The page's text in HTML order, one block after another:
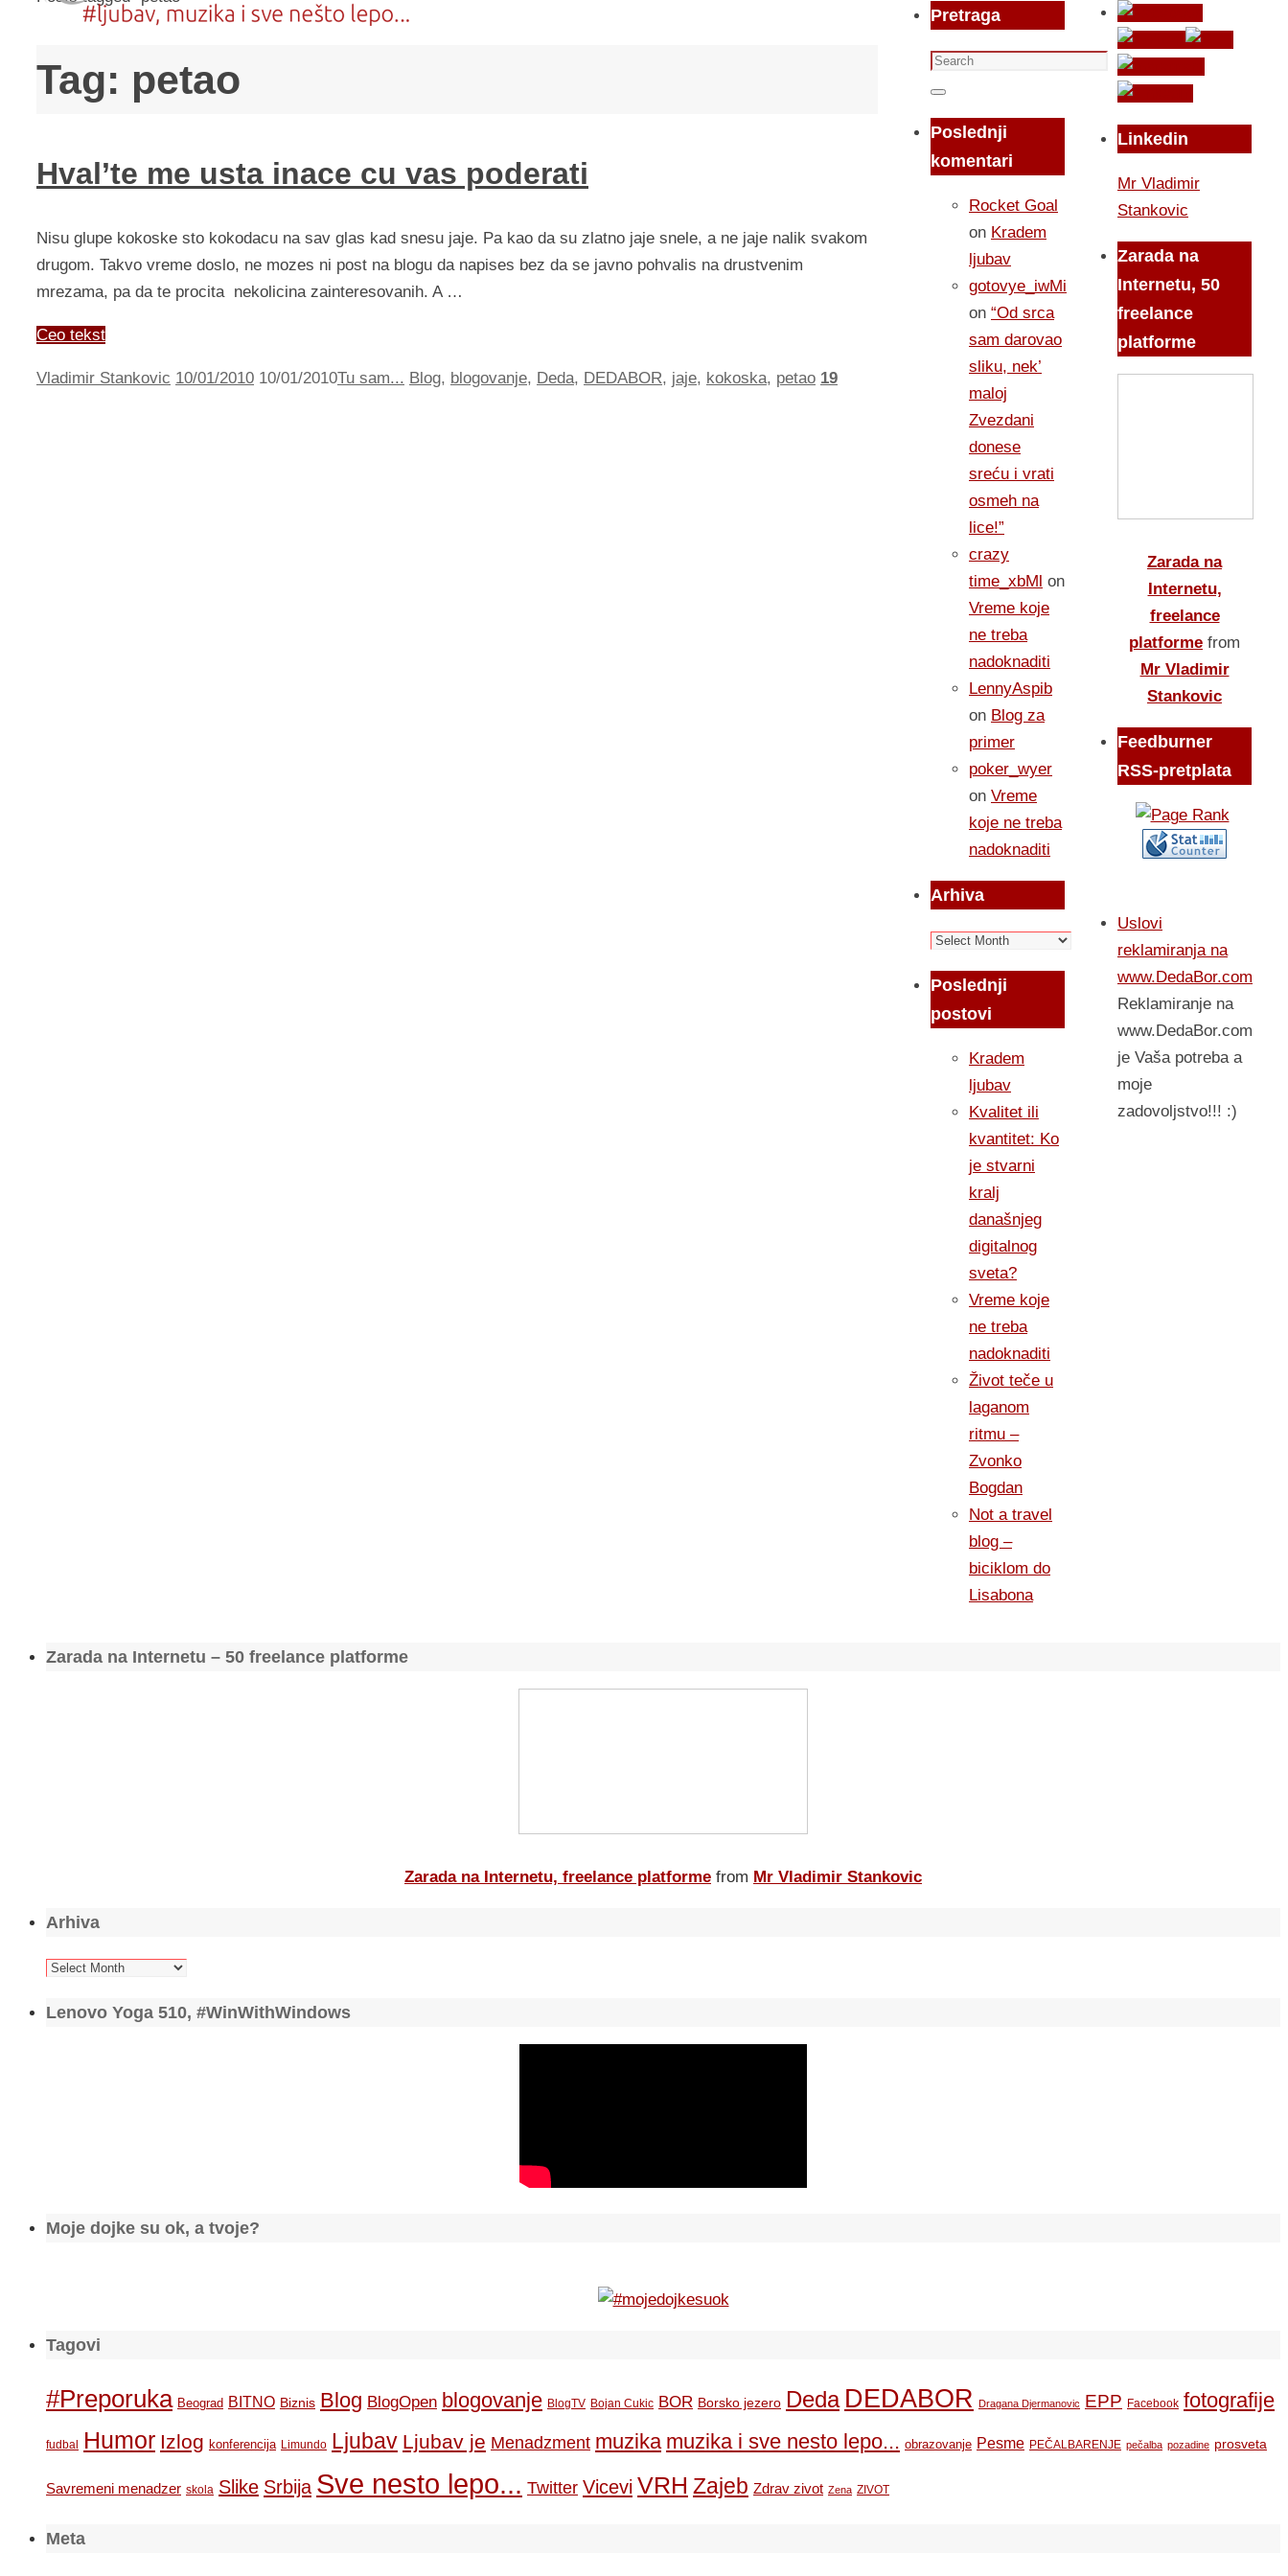
Tag: petao
Hval’te me usta inace cu vas poderati
Nisu glupe kokoske sto kokodacu na sav glas kad snesu jaje. Pa kao da su zlatno jaje snele, a ne jaje nalik svakom
drugom. Takvo vreme doslo, ne mozes ni post na blogu da napises bez da se javno pohvalis na drustvenim
mrezama, pa da te procita nekolicina zainteresovanih. A …
Ceo tekst
Vladimir Stankovic 10/01/2010 10/01/2010Tu sam... Blog, blogovanje, Deda, DEDABOR, jaje, kokoska, petao 19
Pretraga
Search
for:
Search
Poslednji
komentari
Rocket Goal
on Kradem
ljubav
gotovye_iwMi
on “Od srca
sam darovao
sliku, nek’
maloj
Zvezdani
donese
sreću i vrati
osmeh na
lice!”
crazy
time_xbMl on
Vreme koje
ne treba
nadoknaditi
LennyAspib
on Blog za
primer
poker_wyer
on Vreme
koje ne treba
nadoknaditi
Arhiva
Arhiva
Poslednji
postovi
Kradem
ljubav
Kvalitet ili
kvantitet: Ko
je stvarni
kralj
današnjeg
digitalnog
sveta?
Vreme koje
ne treba
nadoknaditi
Život teče u
laganom
ritmu –
Zvonko
Bogdan
Not a travel
blog –
biciklom do
Lisabona
Linkedin
Mr Vladimir
Stankovic
Zarada na
Internetu, 50
freelance
platforme
Zarada na
Internetu,
freelance
platforme from
Mr Vladimir
Stankovic
Feedburner
RSS-pretplata
Uslovi
reklamiranja na
www.DedaBor.com
Reklamiranje na
www.DedaBor.com
je Vaša potreba a
moje
zadovoljstvo!!! :)
Zarada na Internetu – 50 freelance platforme
Zarada na Internetu, freelance platforme from Mr Vladimir Stankovic
Arhiva
Arhiva
Lenovo Yoga 510, #WinWithWindows
Moje dojke su ok, a tvoje?
Tagovi
#Preporuka Beograd BITNO Biznis Blog BlogOpen blogovanje BlogTV Bojan Cukic BOR Borsko jezero Deda DEDABOR Dragana Djermanovic EPP Facebook fotografije
fudbal Humor Izlog konferencija Limundo Ljubav Ljubav je Menadzment muzika muzika i sve nesto lepo... obrazovanje Pesme PEČALBARENJE pečalba pozadine prosveta
Savremeni menadzer skola Slike Srbija Sve nesto lepo... Twitter Vicevi VRH Zajeb Zdrav zivot Zena ZIVOT
Meta